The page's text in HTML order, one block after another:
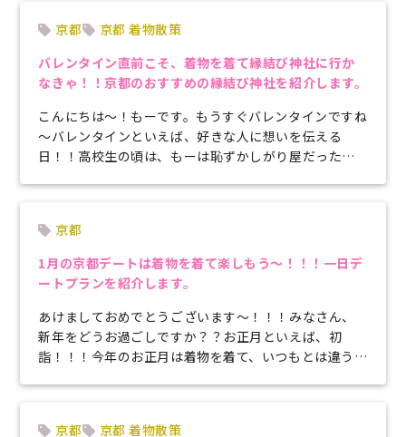
京都
京都 着物散策
バレンタイン直前こそ、着物を着て縁結び神社に行か
なきゃ！！京都のおすすめの縁結び神社を紹介します。
こんにちは～！もーです。もうすぐバレンタインですね
～バレンタインといえば、好きな人に想いを伝える
日！！高校生の頃は、もーは恥ずかしがり屋だったの
京都
1月の京都デートは着物を着て楽しもう～！！！一日デ
ートプランを紹介します。
あけましておめでとうございます〜！！！みなさん、
新年をどうお過ごしですか？？お正月といえば、初
詣！！！今年のお正月は着物を着て、いつもとは違う経
京都
京都 着物散策